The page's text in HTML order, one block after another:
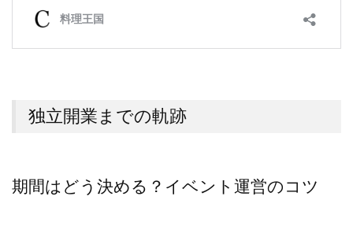
独立開業までの軌跡
期間はどう決める？イベント運営のコツ